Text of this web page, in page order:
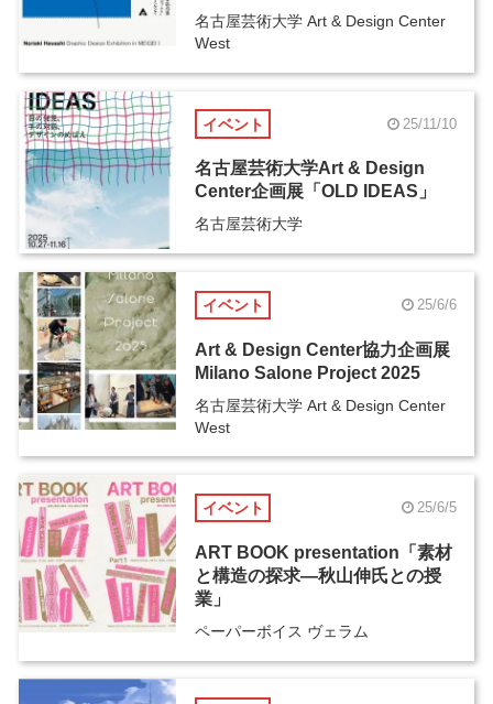
名古屋芸術大学 Art & Design Center
West
イベント 25/11/10
名古屋芸術大学Art & Design
Center企画展「OLD IDEAS」
名古屋芸術大学
イベント 25/6/6
Art & Design Center協力企画展
Milano Salone Project 2025
名古屋芸術大学 Art & Design Center
West
イベント 25/6/5
ART BOOK presentation「素材
と構造の探求―秋山伸氏との授
業」
ペーパーボイス ヴェラム